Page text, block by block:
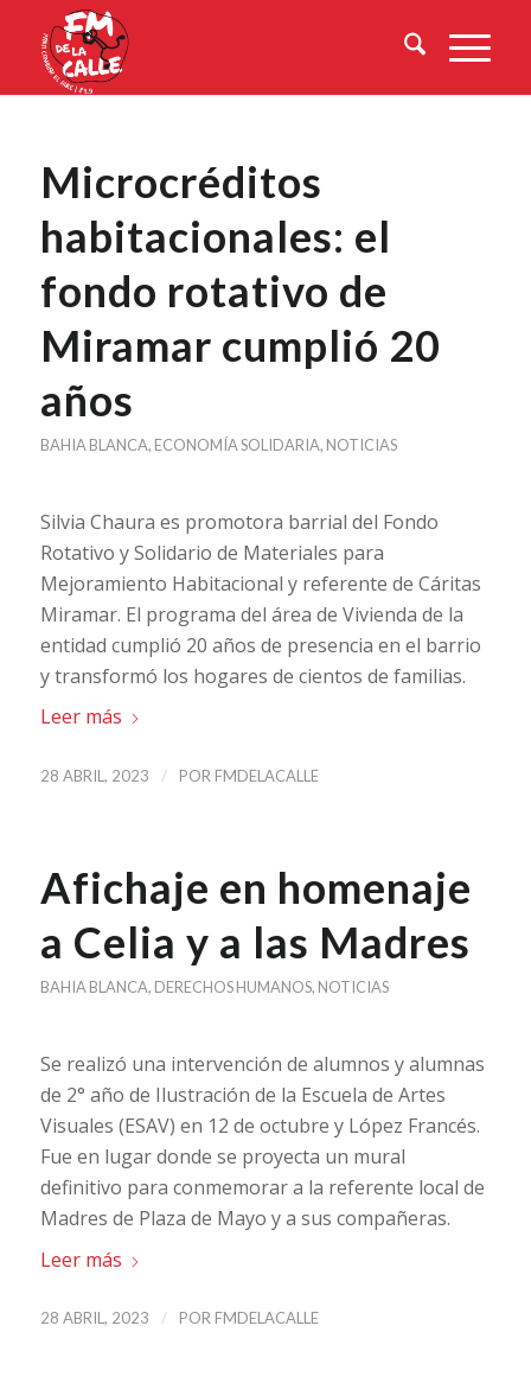
Microcréditos
habitacionales: el
fondo rotativo de
Miramar cumplió 20
años
BAHIA BLANCA, ECONOMÍA SOLIDARIA, NOTICIAS
Silvia Chaura es promotora barrial del Fondo
Rotativo y Solidario de Materiales para
Mejoramiento Habitacional y referente de Cáritas
Miramar. El programa del área de Vivienda de la
entidad cumplió 20 años de presencia en el barrio
y transformó los hogares de cientos de familias.
Leer más
28 ABRIL, 2023 / POR FMDELACALLE
Afichaje en homenaje
a Celia y a las Madres
BAHIA BLANCA, DERECHOS HUMANOS, NOTICIAS
Se realizó una intervención de alumnos y alumnas
de 2° año de Ilustración de la Escuela de Artes
Visuales (ESAV) en 12 de octubre y López Francés.
Fue en lugar donde se proyecta un mural
definitivo para conmemorar a la referente local de
Madres de Plaza de Mayo y a sus compañeras.
Leer más
28 ABRIL, 2023 / POR FMDELACALLE